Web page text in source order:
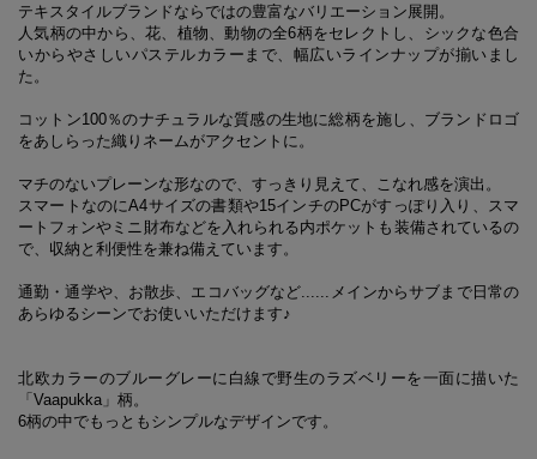
テキスタイルブランドならではの豊富なバリエーション展開。
人気柄の中から、花、植物、動物の全6柄をセレクトし、シックな色合
いからやさしいパステルカラーまで、幅広いラインナップが揃いまし
た。
コットン100％のナチュラルな質感の生地に総柄を施し、ブランドロゴ
をあしらった織りネームがアクセントに。
マチのないプレーンな形なので、すっきり見えて、こなれ感を演出。
スマートなのにA4サイズの書類や15インチのPCがすっぽり入り、スマ
ートフォンやミニ財布などを入れられる内ポケットも装備されているの
で、収納と利便性を兼ね備えています。
通勤・通学や、お散歩、エコバッグなど......メインからサブまで日常の
あらゆるシーンでお使いいただけます♪
北欧カラーのブルーグレーに白線で野生のラズベリーを一面に描いた
「Vaapukka」柄。
6柄の中でもっともシンプルなデザインです。